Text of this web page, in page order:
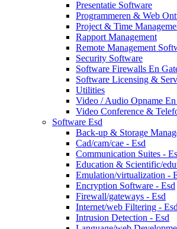
Presentatie Software
Programmeren & Web
Project & Time
Rapport Management
Remote Management
Security Software
Software Firewalls En
Software Licensing &
Utilities
Video / Audio Opname
Video Conference &
Software Esd
Back-up & Storage
Cad/cam/cae - Esd
Communication Suites -
Education & Scientific/
Emulation/virtualization -
Encryption Software - Esd
Firewall/gateways - Esd
Internet/web Filtering - Esd
Intrusion Detection - Esd